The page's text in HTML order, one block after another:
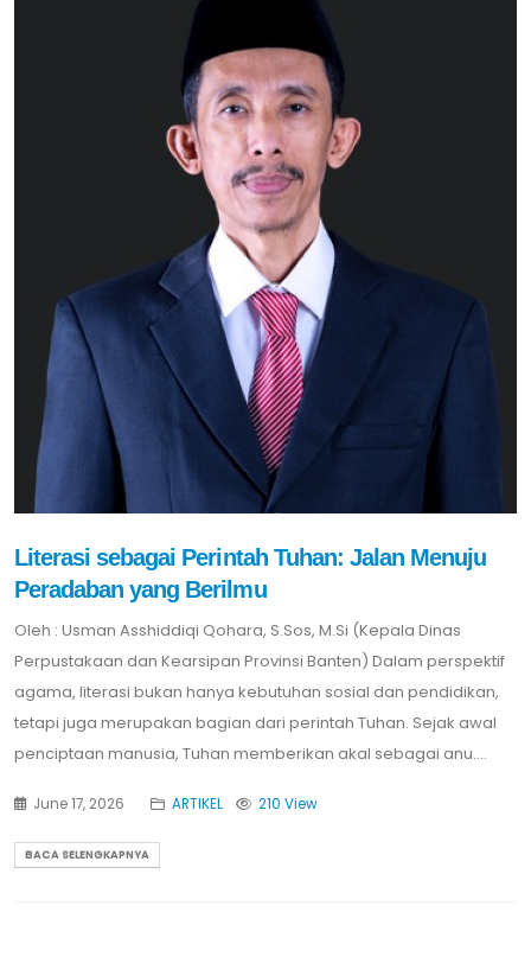
Literasi sebagai Perintah Tuhan: Jalan Menuju
Peradaban yang Berilmu
Oleh : Usman Asshiddiqi Qohara, S.Sos, M.Si (Kepala Dinas
Perpustakaan dan Kearsipan Provinsi Banten) Dalam perspektif
agama, literasi bukan hanya kebutuhan sosial dan pendidikan,
tetapi juga merupakan bagian dari perintah Tuhan. Sejak awal
penciptaan manusia, Tuhan memberikan akal sebagai anu....
June 17, 2026 ARTIKEL 210 View
BACA SELENGKAPNYA